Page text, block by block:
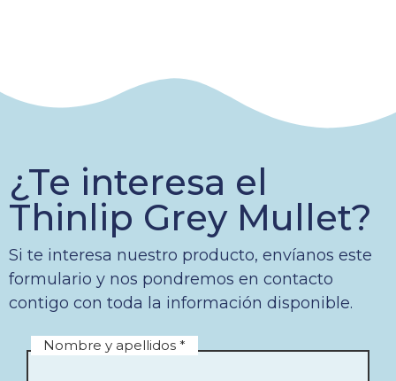
¿Te interesa el
Thinlip Grey Mullet?
Si te interesa nuestro producto, envíanos este
formulario y nos pondremos en contacto
contigo con toda la información disponible.
Nombre y apellidos *